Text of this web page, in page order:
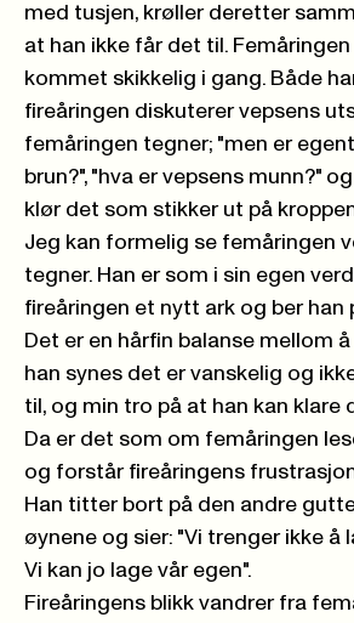
med tusjen, krøller deretter
at han ikke får det til.
kommet skikkelig i gang. Både
fireåringen diskuterer vepsens
femåringen tegner; "men er
brun?", "hva er vepsens munn?"
klør det som stikker ut på
Jeg kan formelig se femåringen
tegner. Han er som i sin egen
fireåringen et nytt ark og ber han
Det er en hårfin balanse mellom
han synes det er vanskelig og
til, og min tro på at han kan klare
Da er det som om femåringen
og forstår fireåringens
Han titter bort på den andre
øynene og sier: "Vi trenger ikke å
Vi kan jo lage vår egen".
Fireåringens blikk vandrer fra